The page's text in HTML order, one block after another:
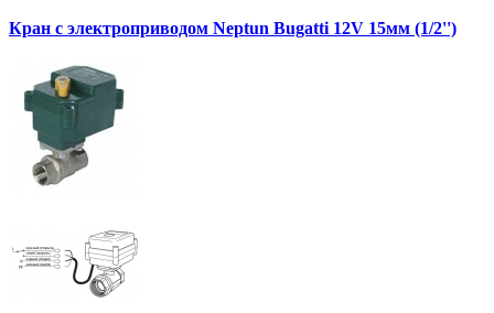
Кран с электроприводом Neptun Bugatti 12V 15мм (1/2'')